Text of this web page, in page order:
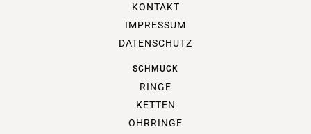
KONTAKT
IMPRESSUM
DATENSCHUTZ
SCHMUCK
RINGE
KETTEN
OHRRINGE